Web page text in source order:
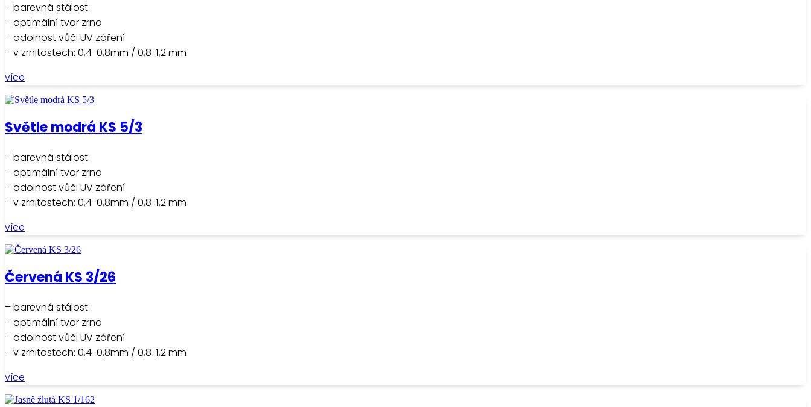
– barevná stálost
– optimální tvar zrna
– odolnost vůči UV záření
– v zrnitostech: 0,4-0,8mm / 0,8-1,2 mm
více
Světle modrá KS 5/3
– barevná stálost
– optimální tvar zrna
– odolnost vůči UV záření
– v zrnitostech: 0,4-0,8mm / 0,8-1,2 mm
více
Červená KS 3/26
– barevná stálost
– optimální tvar zrna
– odolnost vůči UV záření
– v zrnitostech: 0,4-0,8mm / 0,8-1,2 mm
více